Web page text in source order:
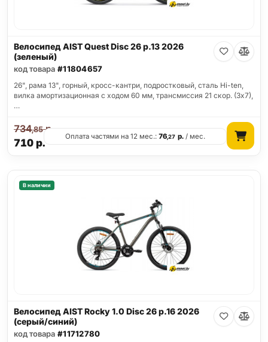
Велосипед AIST Quest Disc 26 р.13 2026
(зеленый)
код товара #11804657
26", рама 13", горный, кросс-кантри, подростковый, сталь Hi-ten,
вилка амортизационная с ходом 60 мм, трансмиссия 21 скор. (3х7),
…
710р.
734,85р.
Оплата частями на 12 мес.:76,27 р./ мес.
В наличии
Велосипед AIST Rocky 1.0 Disc 26 р.16 2026
(серый/синий)
код товара #11712780